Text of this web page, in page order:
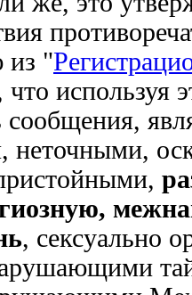
из "
что используя
сообщения,
неточными,
, сексуально